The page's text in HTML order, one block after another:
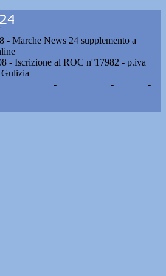
Marche News 24 supplemento a
- Iscrizione al ROC n°17982 - p.iva
- -
-